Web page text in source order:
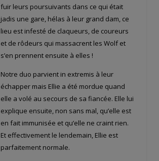
fuir leurs poursuivants dans ce qui était
jadis une gare, hélas à leur grand dam, ce
lieu est infesté de claqueurs, de coureurs
et de rôdeurs qui massacrent les Wolf et
s’en prennent ensuite à elles !
Notre duo parvient in extremis à leur
échapper mais Ellie a été mordue quand
elle a volé au secours de sa fiancée. Elle lui
explique ensuite, non sans mal, qu’elle est
en fait immunisée et qu’elle ne craint rien.
Et effectivement le lendemain, Ellie est
parfaitement normale.